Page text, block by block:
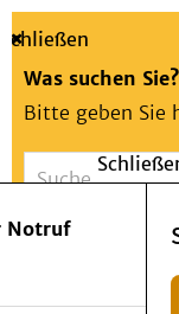
Suche
Schließen
Was suchen Sie?
Bitte geben Sie
Notruf
Menü
Patienten &